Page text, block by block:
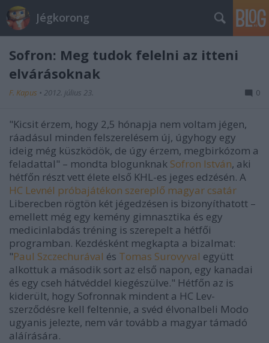
Jégkorong
Sofron: Meg tudok felelni az itteni
elvárásoknak
F. Kapus • 2012. július 23. 0
"Kicsit érzem, hogy 2,5 hónapja nem voltam jégen,
ráadásul minden felszerelésem új, úgyhogy egy
ideig még küszködök, de úgy érzem, megbirkózom a
feladattal" – mondta blogunknak Sofron István, aki
hétfőn részt vett élete első KHL-es jeges edzésén. A
HC Levnél próbajátékon szereplő magyar csatár
Liberecben rögtön két jégedzésen is bizonyíthatott –
emellett még egy kemény gimnasztika és egy
medicinlabdás tréning is szerepelt a hétfői
programban. Kezdésként megkapta a bizalmat:
"Paul Szczechurával és Tomas Surovyval együtt
alkottuk a második sort az első napon, egy kanadai
és egy cseh hátvéddel kiegészülve." Hétfőn az is
kiderült, hogy Sofronnak mindent a HC Lev-
szerződésre kell feltennie, a svéd élvonalbeli Modo
ugyanis jelezte, nem vár tovább a magyar támadó
aláírására.